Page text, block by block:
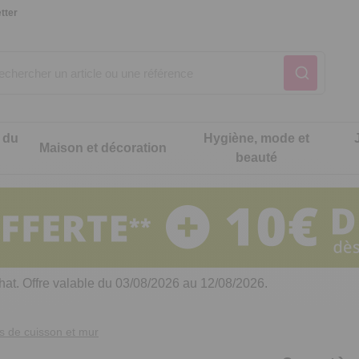
cuisine
de cuisine malins
Notre produit du
Notre produit du
Maison et décoration
Notre produit du
Hygiène, mode et
beauté
intimité
Notre produit du
Notre produit du
Notre produit du
Offre valable du 03/08/2026 au 12/08/2026.
de cuisson et mur